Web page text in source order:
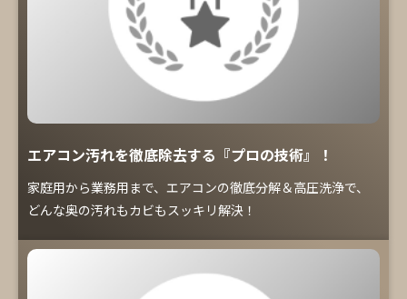
エアコン汚れを徹底除去する『プロの技術』！
家庭用から業務用まで、エアコンの徹底分解＆高圧洗浄で、
どんな奥の汚れもカビもスッキリ解決！